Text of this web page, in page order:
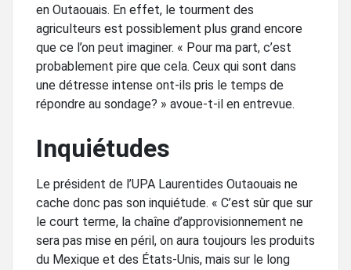
en Outaouais. En effet, le tourment des
agriculteurs est possiblement plus grand encore
que ce l’on peut imaginer. « Pour ma part, c’est
probablement pire que cela. Ceux qui sont dans
une détresse intense ont-ils pris le temps de
répondre au sondage? » avoue-t-il en entrevue.
Inquiétudes
Le président de l’UPA Laurentides Outaouais ne
cache donc pas son inquiétude. « C’est sûr que sur
le court terme, la chaîne d’approvisionnement ne
sera pas mise en péril, on aura toujours les produits
du Mexique et des États-Unis, mais sur le long